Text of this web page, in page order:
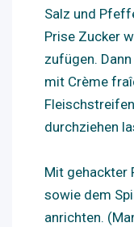
Salz und
Prise Zucker
zufügen.
mit Crème
durchziehen
Mit gehackter
sowie dem
anrichten.